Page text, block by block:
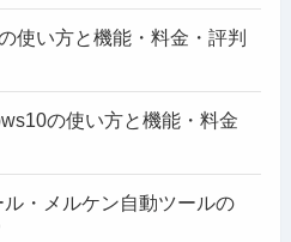
使い方と機能・料金・評判
の使い方と機能・料金
・メルケン自動ツールの